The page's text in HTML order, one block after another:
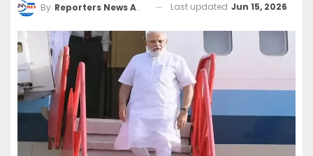
By Reporters News Agency Last updated Jun 15, 2026